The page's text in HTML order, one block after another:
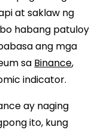
at saklaw ng
habang patuloy
ang mga
sa Binance,
indicator.
ay naging
ito, kung